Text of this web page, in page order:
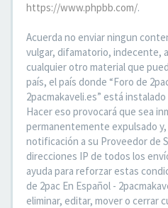
https://www.phpbb.com/.
Acuerda no enviar ningun
vulgar, difamatorio, indecente,
cualquier otro material que
país, el país donde “Foro de
2pacmakaveli.es” está
Hacer eso provocará que sea
permanentemente expulsado
notificación a su Proveedor de
direcciones IP de todos los
ayuda para reforzar estas
de 2pac En Español -
eliminar, editar, mover o cerrar